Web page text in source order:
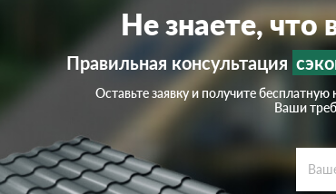
Не знаете, что
Правильная консультация
Оставьте заявку и получите
Ваши